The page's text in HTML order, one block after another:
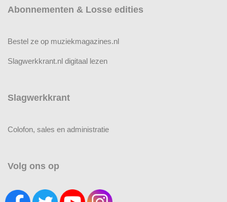
Abonnementen & Losse edities
Bestel ze op muziekmagazines.nl
Slagwerkkrant.nl digitaal lezen
Slagwerkkrant
Colofon, sales en administratie
Volg ons op